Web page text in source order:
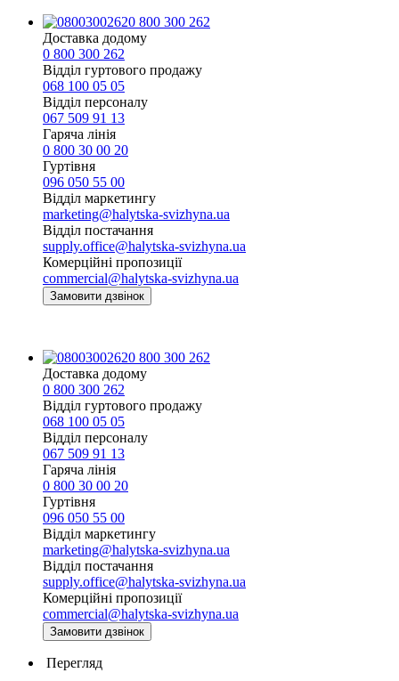
0 800 300 262
Доставка додому
0 800 300 262
Відділ гуртового продажу
068 100 05 05​
Відділ персоналу
067 509 91 13
Гаряча лінія
0 800 30 00 20
Гуртівня
096 050 55 00
Відділ маркетингу
marketing@halytska-svizhyna.ua
Відділ постачання
supply.office@halytska-svizhyna.ua
Комерційні пропозиції
commercial@halytska-svizhyna.ua
Замовити дзвінок
0 800 300 262
Доставка додому
0 800 300 262
Відділ гуртового продажу
068 100 05 05​
Відділ персоналу
067 509 91 13
Гаряча лінія
0 800 30 00 20
Гуртівня
096 050 55 00
Відділ маркетингу
marketing@halytska-svizhyna.ua
Відділ постачання
supply.office@halytska-svizhyna.ua
Комерційні пропозиції
commercial@halytska-svizhyna.ua
Замовити дзвінок
Перегляд